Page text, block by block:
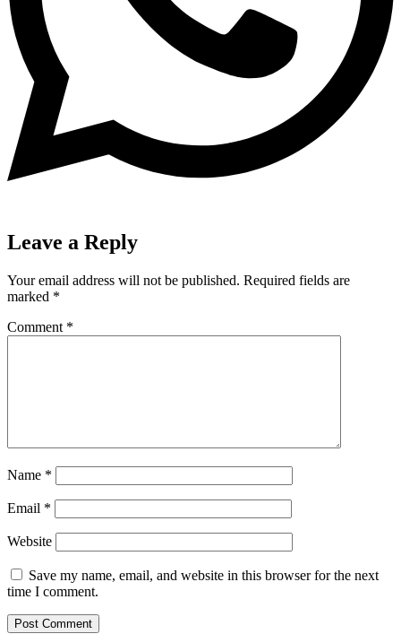
Leave a Reply
Your email address will not be published. Required fields are
marked *
Comment *
Name *
Email *
Website
Save my name, email, and website in this browser for the next
time I comment.